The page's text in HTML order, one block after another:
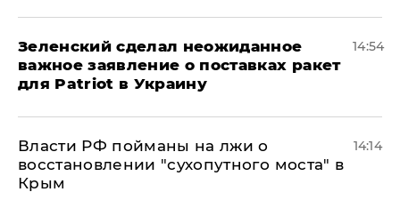
Зеленский сделал неожиданное
важное заявление о поставках ракет
для Patriot в Украину
14:54
Власти РФ пойманы на лжи о
восстановлении "сухопутного моста" в
Крым
14:14